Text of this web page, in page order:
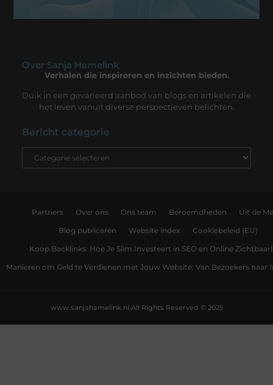
Over Sanja Hamelink
Verhalen die inspireren en inzichten bieden.
Duik in een gevarieerd aanbod van blogs en artikelen die
het leven vanuit diverse perspectieven belichten.
Bericht categorie
Partners Over ons Ons team Beroemdheden Uit de
Blog publiceren Website index Cookiebeleid (EU)
Koop Backlinks: Hoe Je Slim Investeert in SEO en Online
Manieren om Geld te Verdienen met Jouw Website: Van Bezoekers naar
All Rights Reserved © 2025
www.sanjahamelink.nl.